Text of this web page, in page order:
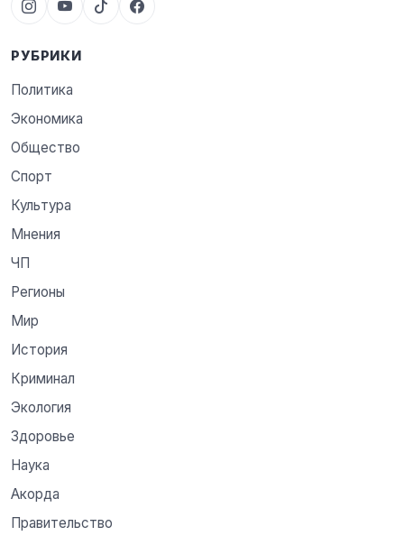
РУБРИКИ
Политика
Экономика
Общество
Спорт
Культура
Мнения
ЧП
Регионы
Мир
История
Криминал
Экология
Здоровье
Наука
Акорда
Правительство